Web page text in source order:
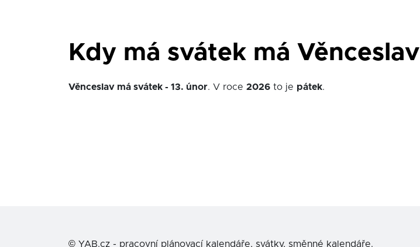
Kdy má svátek má Věnceslav
Věnceslav má svátek - 13. únor. V roce 2026 to je pátek.
© YAB.cz - pracovní plánovací kalendáře, svátky, směnné kalendáře.